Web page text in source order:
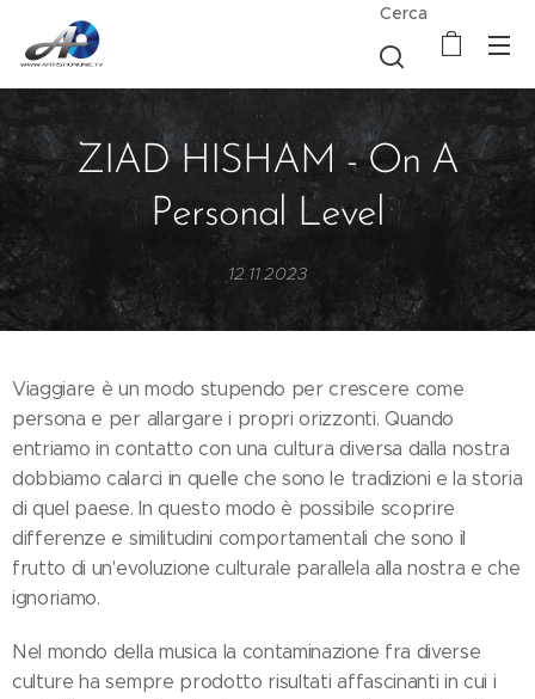
Cerca
ZIAD HISHAM - On A
Personal Level
12.11.2023
Viaggiare è un modo stupendo per crescere come
persona e per allargare i propri orizzonti. Quando
entriamo in contatto con una cultura diversa dalla nostra
dobbiamo calarci in quelle che sono le tradizioni e la storia
di quel paese. In questo modo è possibile scoprire
differenze e similitudini comportamentali che sono il
frutto di un'evoluzione culturale parallela alla nostra e che
ignoriamo.
Nel mondo della musica la contaminazione fra diverse
culture ha sempre prodotto risultati affascinanti in cui i